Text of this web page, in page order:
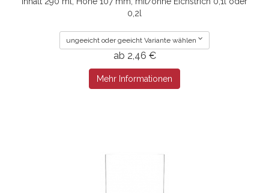
0,2l
ungeeicht oder geeicht Variante wählen
ab 2,46 €
Mehr Informationen